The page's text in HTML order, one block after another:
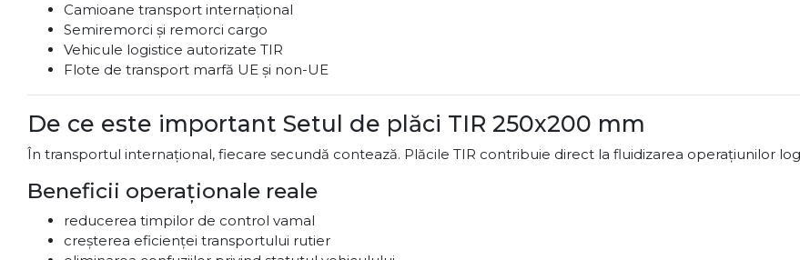
Camioane transport internațional
Semiremorci și remorci cargo
Vehicule logistice autorizate TIR
Flote de transport marfă UE și non-UE
De ce este important Setul de plăci TIR 250x200 mm
În transportul internațional, fiecare secundă contează. Plăcile TIR contribuie direct la fluidizarea operațiunilor
Beneficii operaționale reale
reducerea timpilor de control vamal
creșterea eficienței transportului rutier